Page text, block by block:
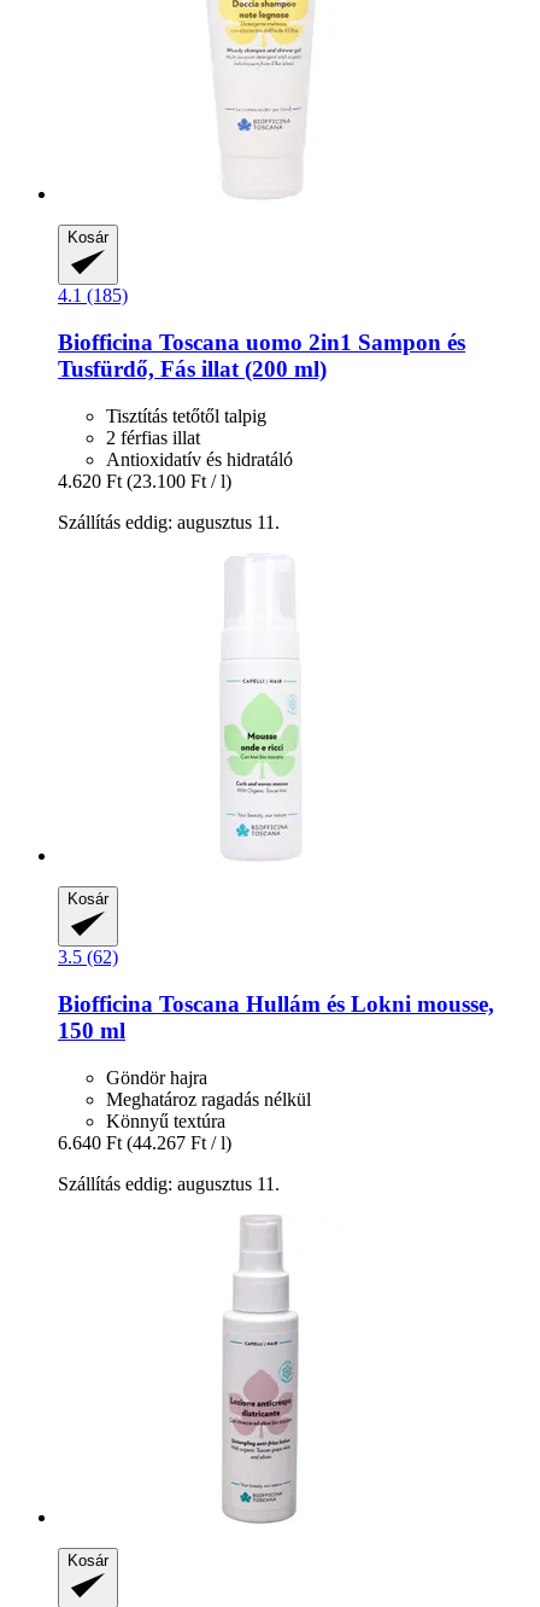
Kosár
4.1 (185)
Biofficina Toscana uomo 2in1 Sampon és
Tusfürdő, Fás illat (200 ml)
Tisztítás tetőtől talpig
2 férfias illat
Antioxidatív és hidratáló
4.620 Ft (23.100 Ft / l)
Szállítás eddig: augusztus 11.
Kosár
3.5 (62)
Biofficina Toscana Hullám és Lokni mousse,
150 ml
Göndör hajra
Meghatároz ragadás nélkül
Könnyű textúra
6.640 Ft (44.267 Ft / l)
Szállítás eddig: augusztus 11.
Kosár